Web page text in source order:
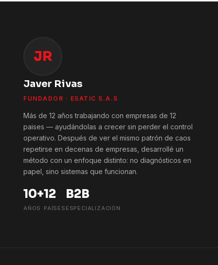
JR
Javer Rivas
FUNDADOR · ESATIC S.A.S
Más de 12 años trabajando con empresas de 12
paises — ayudándolas a crecer sin perder el control
operativo. Después de ver el mismo patrón de caos
repetirse en decenas de empresas, desarrollé un
método con un enfoque distinto: no diagnósticos en
papel, sino sistemas que funcionan.
10+
AÑOS
12
PAÍSES
B2B
ESPECIALIZACIÓN